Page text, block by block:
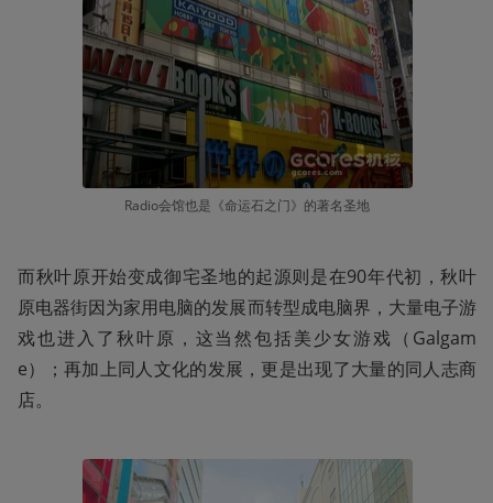
Radio会馆也是《命运石之门》的著名圣地
而秋叶原开始变成御宅圣地的起源则是在90年代初，秋叶
原电器街因为家用电脑的发展而转型成电脑界，大量电子游
戏也进入了秋叶原，这当然包括美少女游戏（Galgam
e）；再加上同人文化的发展，更是出现了大量的同人志商
店。